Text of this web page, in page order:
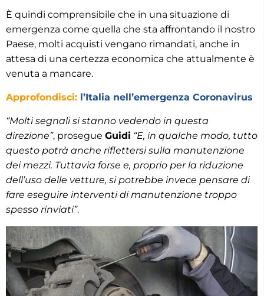
È quindi comprensibile che in una situazione di
emergenza come quella che sta affrontando il nostro
Paese, molti acquisti vengano rimandati, anche in
attesa di una certezza economica che attualmente è
venuta a mancare.
Approfondisci: l’Italia nell’emergenza Coronavirus
“Molti segnali si stanno vedendo in questa
direzione”, prosegue Guidi “E, in qualche modo, tutto
questo potrà anche riflettersi sulla manutenzione
dei mezzi. Tuttavia forse e, proprio per la riduzione
dell’uso delle vetture, si potrebbe invece pensare di
fare eseguire interventi di manutenzione troppo
spesso rinviati”.